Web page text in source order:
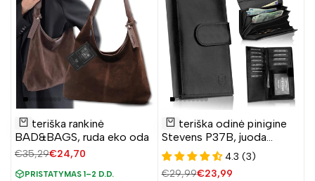
Pridėti
į
norų
Į krepšelį
Moteriška rankinė
BAD&BAGS, ruda eko oda
Įprasta
€35,29Pardavimo
€24,70
PRISTATYMAS 1–2 D.D.
Pridėti
sąrašą
Į krepšelį
Moteriška odinė pinigine
Stevens P37B, juoda
D1905
4.3 (3)
Įprasta
€29,99Pardavimo
€23,99